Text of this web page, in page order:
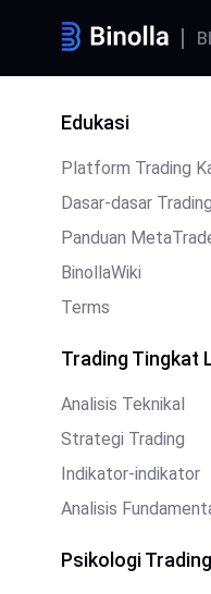
Edukasi
Platform Trading
Dasar-dasar Trading
Panduan
BinollaWiki
Terms
Trading Tingkat
Analisis Teknikal
Strategi Trading
Indikator-indikator
Analisis
Psikologi Trading